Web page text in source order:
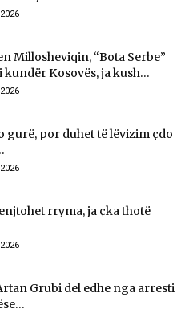
Millosheviqin, “Bota Serbe”
kundër Kosovës, ja kush...
gurë, por duhet të lëvizim çdo
rryma, ja çka thotë
Grubi del edhe nga arresti